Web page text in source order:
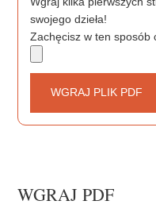
swojego dzieła!
Zachęcisz w ten sposób
WGRAJ PLIK PDF
WGRAJ PDF